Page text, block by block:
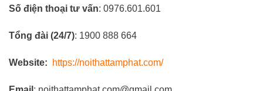
Số điện thoại tư vấn: 0976.601.601
Tổng đài (24/7): 1900 888 664
Website: https://noithattamphat.com/